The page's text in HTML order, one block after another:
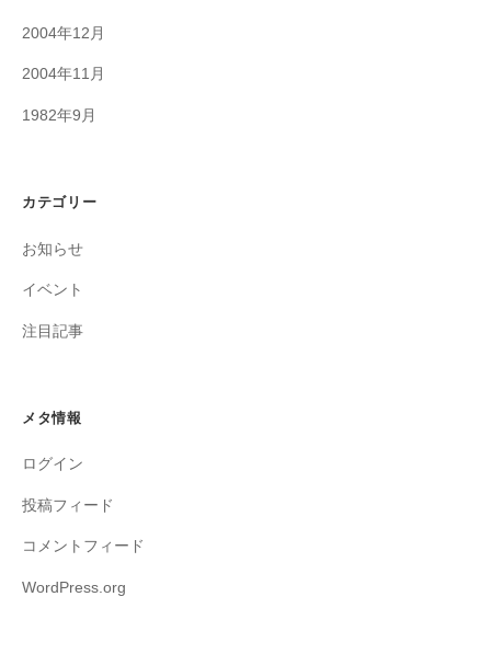
2004年12月
2004年11月
1982年9月
カテゴリー
お知らせ
イベント
注目記事
メタ情報
ログイン
投稿フィード
コメントフィード
WordPress.org